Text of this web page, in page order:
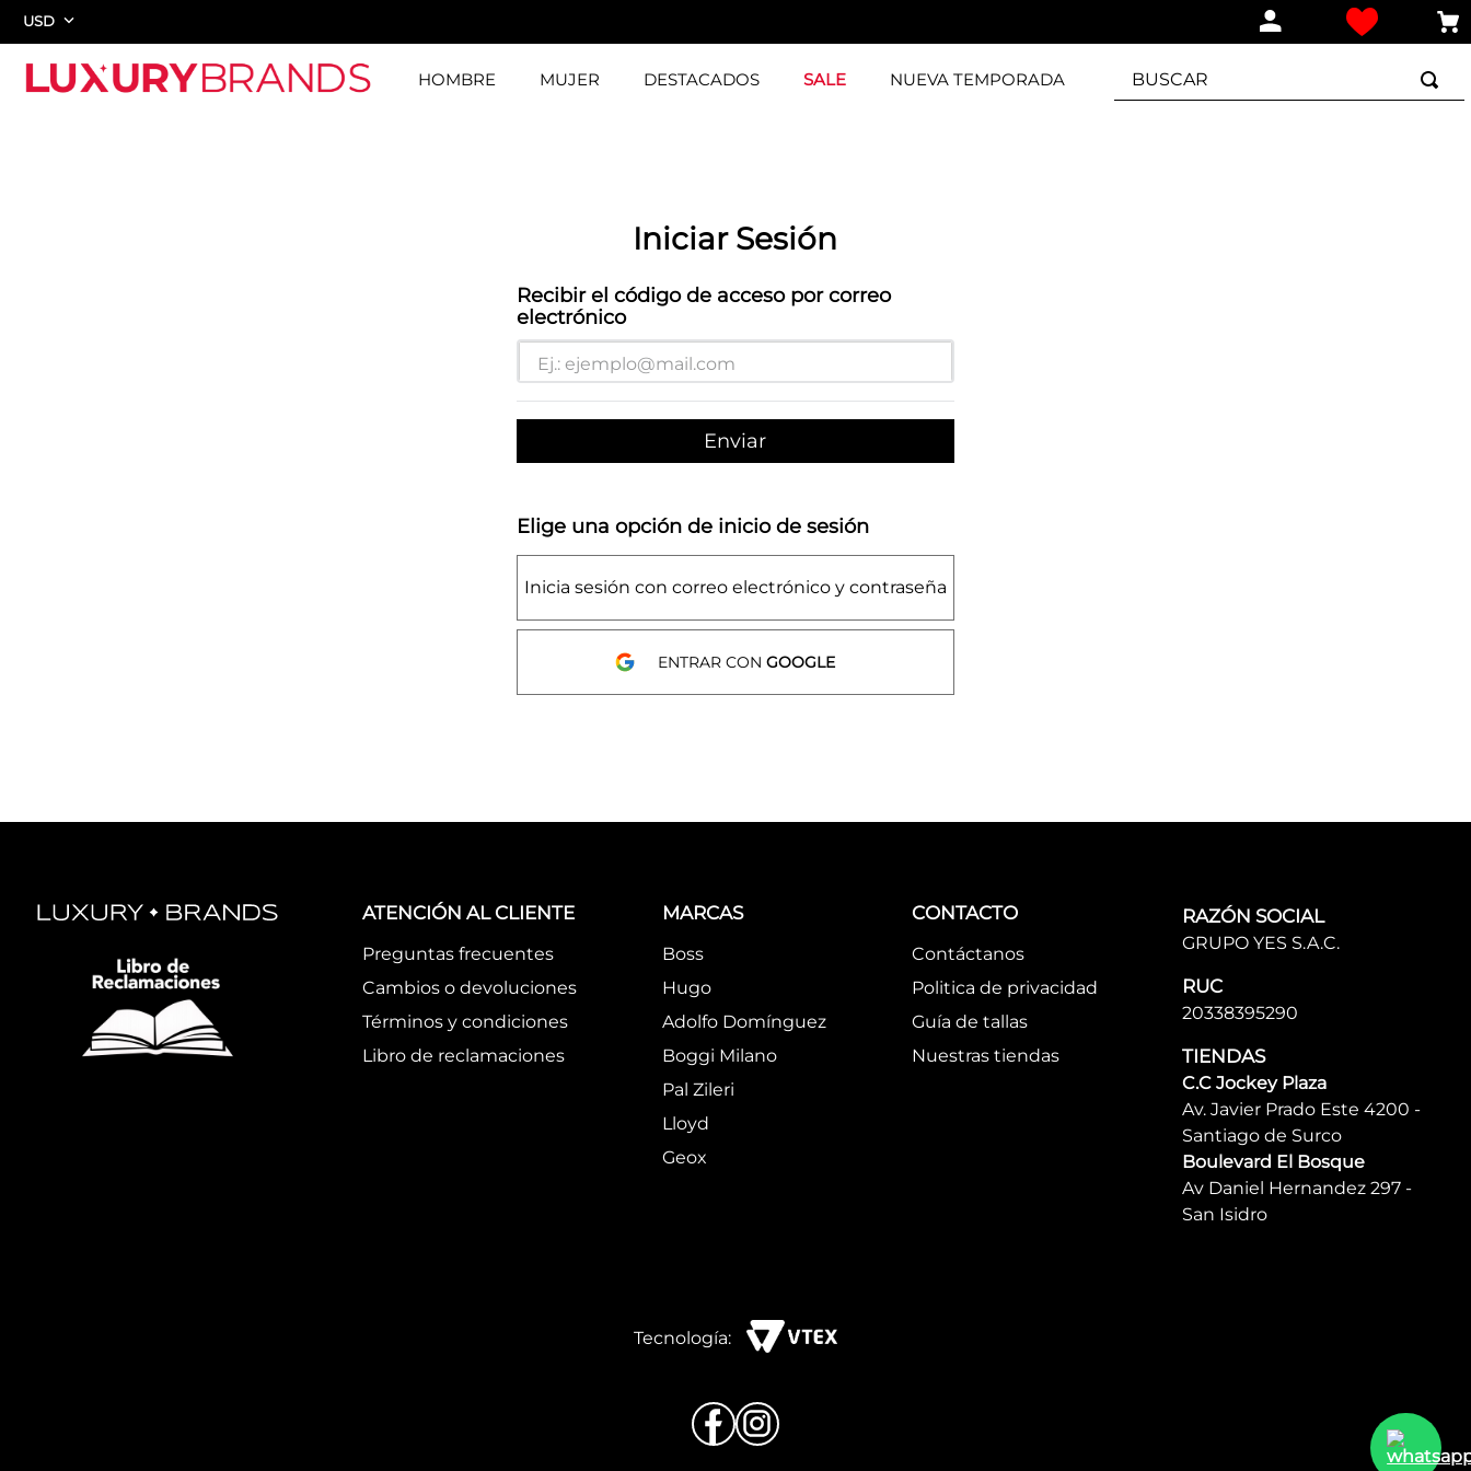
USD
HOMBRE MUJER DESTACADOS SALE NUEVA TEMPORADA
BUSCAR
Iniciar Sesión
Elige una opción de inicio de sesión
Inicia sesión con correo electrónico y contraseña
ENTRAR CON GOOGLE
Recibir el código de acceso por correo
electrónico
Enviar
ATENCIÓN AL CLIENTE
Preguntas frecuentes
Cambios o devoluciones
Términos y condiciones
Libro de reclamaciones
MARCAS
Boss
Hugo
Adolfo Domínguez
Boggi Milano
Pal Zileri
Lloyd
Geox
CONTACTO
Contáctanos
Politica de privacidad
Guía de tallas
Nuestras tiendas
RAZÓN SOCIAL
GRUPO YES S.A.C.
RUC
20338395290
TIENDAS
C.C Jockey Plaza
Av. Javier Prado Este 4200 -
Santiago de Surco
Boulevard El Bosque
Av Daniel Hernandez 297 -
San Isidro
Tecnología: